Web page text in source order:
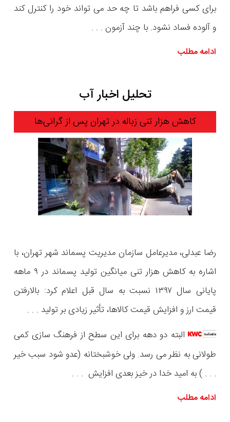
برای کسی فراهم باشد تا چه حد می تواند خود را کنترل کند
و آلوده فساد نشود. با چند آزمون . . .
ادامه مطلب
تحلیل اخبار آب
کاهش هزار تنی زباله در تهران پس از گرانی‌ها
رضا عبدلی، مدیرعامل سازمان مدیریت پسماند شهر تهران، با
اشاره به کاهش هزار تنی میانگین تولید پسماند در ۹ ماهه
پایانی سال ۱۳۹۷ نسبت به سال قبل اعلام کرد: بالارفتن
قیمت ارز و افزایش قیمت کالا‌ها، تأثیر زیادی بر تولید . . .
البته دو دهه برای این سطح از فرهنگ سازی کمی
طولانی به نظر می رسد. ولی خوشبختانه (عدو شود سبب خیر
. . . ) به امید خدا در خیز بعدی افزایش . . .
ادامه مطلب